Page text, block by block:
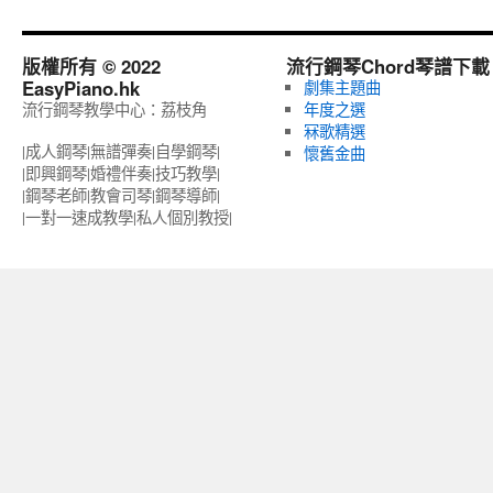
版權所有 © 2022
EasyPiano.hk
流行鋼琴教學中心：荔枝角
|成人鋼琴|無譜彈奏|自學鋼琴|
|即興鋼琴|婚禮伴奏|技巧教學|
|鋼琴老師|教會司琴|鋼琴導師|
|一對一速成教學|私人個別教授‎|
流行鋼琴Chord琴譜下載
劇集主題曲
年度之選
冧歌精選
懷舊金曲